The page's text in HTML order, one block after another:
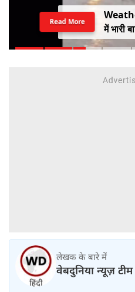
में भारी
हल्की
Read More
लेखक के बारे में
वेबदुनिया न्यूज़ टीम